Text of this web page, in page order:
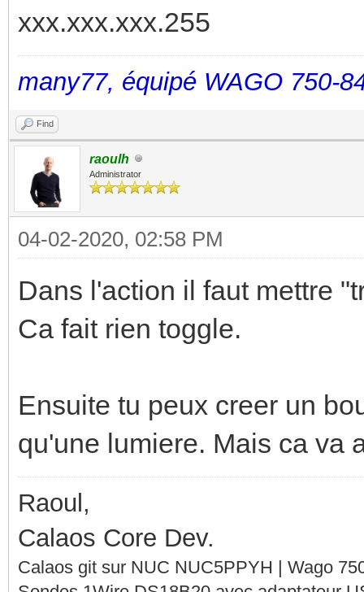
xxx.xxx.xxx.255
many77, équipé WAGO 750-
Find
raoulh
Administrator
04-02-2020, 02:58 PM
Dans l'action il faut mettre
Ca fait rien toggle.
Ensuite tu peux creer un
qu'une lumiere. Mais ca va
Raoul,
Calaos Core Dev.
Calaos git sur NUC NUC5PPYH | Wago